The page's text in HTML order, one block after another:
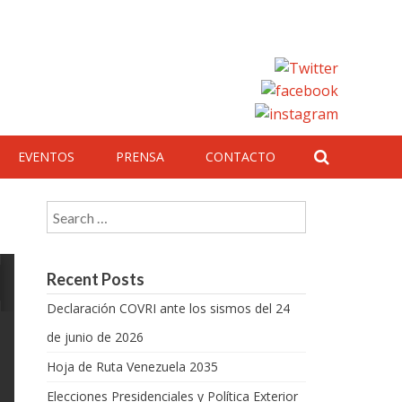
EVENTOS PRENSA CONTACTO
Search for:
Recent Posts
Declaración COVRI ante los sismos del 24
de junio de 2026
Hoja de Ruta Venezuela 2035
Elecciones Presidenciales y Política Exterior